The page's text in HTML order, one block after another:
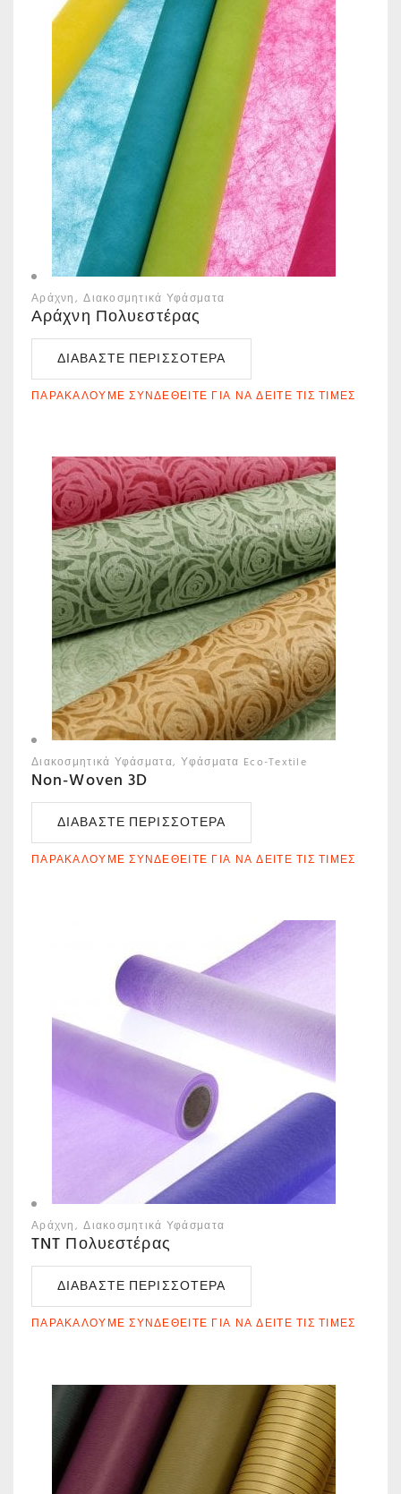
Αράχνη Διακοσμητικά Υφάσματα
Αράχνη Πολυεστέρας
ΔΙΑΒΆΣΤΕ ΠΕΡΙΣΣΌΤΕΡΑ
ΠΑΡΑΚΑΛΟΎΜΕ ΣΥΝΔΕΘΕΊΤΕ ΓΙΑ ΝΑ ΔΕΊΤΕ ΤΙΣ ΤΙΜΈΣ
Διακοσμητικά Υφάσματα Υφάσματα Eco-Textile
Non-Woven 3D
ΔΙΑΒΆΣΤΕ ΠΕΡΙΣΣΌΤΕΡΑ
ΠΑΡΑΚΑΛΟΎΜΕ ΣΥΝΔΕΘΕΊΤΕ ΓΙΑ ΝΑ ΔΕΊΤΕ ΤΙΣ ΤΙΜΈΣ
Αράχνη Διακοσμητικά Υφάσματα
TNT Πολυεστέρας
ΔΙΑΒΆΣΤΕ ΠΕΡΙΣΣΌΤΕΡΑ
ΠΑΡΑΚΑΛΟΎΜΕ ΣΥΝΔΕΘΕΊΤΕ ΓΙΑ ΝΑ ΔΕΊΤΕ ΤΙΣ ΤΙΜΈΣ